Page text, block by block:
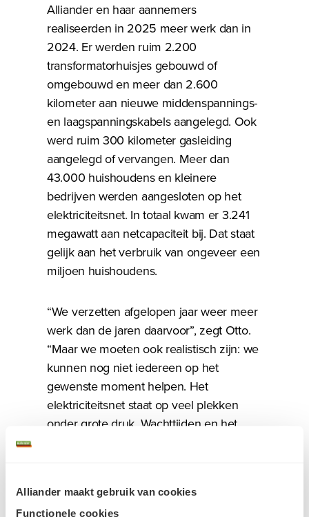
Alliander maakt gebruik van cookies
Functionele cookies
Alliander en haar aannemers
realiseerden in 2025 meer werk dan in
2024. Er werden ruim 2.200
transformatorhuisjes gebouwd of
omgebouwd en meer dan 2.600
kilometer aan nieuwe middenspannings-
en laagspanningskabels aangelegd. Ook
werd ruim 300 kilometer gasleiding
aangelegd of vervangen. Meer dan
43.000 huishoudens en kleinere
bedrijven werden aangesloten op het
elektriciteitsnet. In totaal kwam er 3.241
megawatt aan netcapaciteit bij. Dat staat
gelijk aan het verbruik van ongeveer een
miljoen huishoudens.
“We verzetten afgelopen jaar weer meer
werk dan de jaren daarvoor”, zegt Otto.
“Maar we moeten ook realistisch zijn: we
kunnen nog niet iedereen op het
gewenste moment helpen. Het
elektriciteitsnet staat op veel plekken
onder grote druk. Wachttijden en het
vaker ook bij consumenten. Daar zijn en